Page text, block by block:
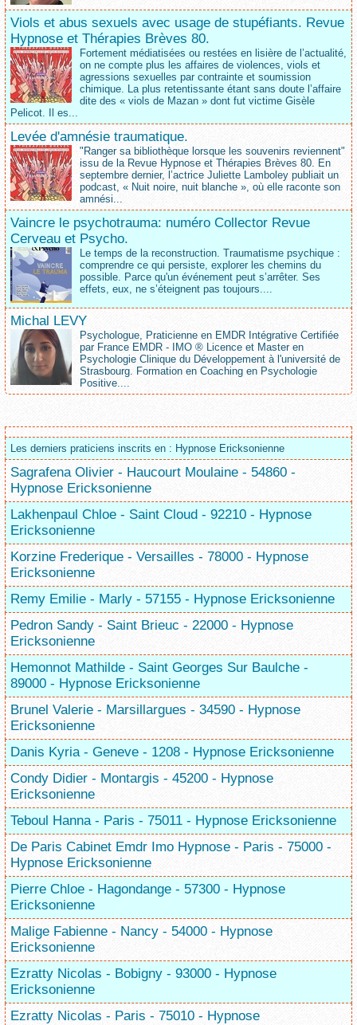
Viols et abus sexuels avec usage de stupéfiants. Revue
Hypnose et Thérapies Brèves 80.
Fortement médiatisées ou restées en lisière de l’actualité,
on ne compte plus les affaires de violences, viols et
agressions sexuelles par contrainte et soumission
chimique. La plus retentissante étant sans doute l’affaire
dite des « viols de Mazan » dont fut victime Gisèle
Pelicot. Il es...
Levée d'amnésie traumatique.
"Ranger sa bibliothèque lorsque les souvenirs reviennent"
issu de la Revue Hypnose et Thérapies Brèves 80. En
septembre dernier, l’actrice Juliette Lamboley publiait un
podcast, « Nuit noire, nuit blanche », où elle raconte son
amnési...
Vaincre le psychotrauma: numéro Collector Revue
Cerveau et Psycho.
Le temps de la reconstruction. Traumatisme psychique :
comprendre ce qui persiste, explorer les chemins du
possible. Parce qu'un événement peut s’arrêter. Ses
effets, eux, ne s’éteignent pas toujours....
Michal LEVY
Psychologue, Praticienne en EMDR Intégrative Certifiée
par France EMDR - IMO ® Licence et Master en
Psychologie Clinique du Développement à l'université de
Strasbourg. Formation en Coaching en Psychologie
Positive....
Les derniers praticiens inscrits en : Hypnose Ericksonienne
Sagrafena Olivier - Haucourt Moulaine - 54860 -
Hypnose Ericksonienne
Lakhenpaul Chloe - Saint Cloud - 92210 - Hypnose
Ericksonienne
Korzine Frederique - Versailles - 78000 - Hypnose
Ericksonienne
Remy Emilie - Marly - 57155 - Hypnose Ericksonienne
Pedron Sandy - Saint Brieuc - 22000 - Hypnose
Ericksonienne
Hemonnot Mathilde - Saint Georges Sur Baulche -
89000 - Hypnose Ericksonienne
Brunel Valerie - Marsillargues - 34590 - Hypnose
Ericksonienne
Danis Kyria - Geneve - 1208 - Hypnose Ericksonienne
Condy Didier - Montargis - 45200 - Hypnose
Ericksonienne
Teboul Hanna - Paris - 75011 - Hypnose Ericksonienne
De Paris Cabinet Emdr Imo Hypnose - Paris - 75000 -
Hypnose Ericksonienne
Pierre Chloe - Hagondange - 57300 - Hypnose
Ericksonienne
Malige Fabienne - Nancy - 54000 - Hypnose
Ericksonienne
Ezratty Nicolas - Bobigny - 93000 - Hypnose
Ericksonienne
Ezratty Nicolas - Paris - 75010 - Hypnose